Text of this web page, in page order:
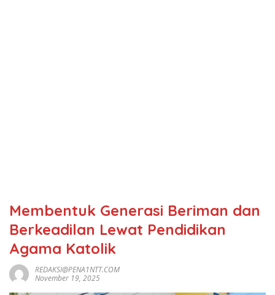
Membentuk Generasi Beriman dan
Berkeadilan Lewat Pendidikan
Agama Katolik
REDAKSI@PENA1NTT.COM
November 19, 2025